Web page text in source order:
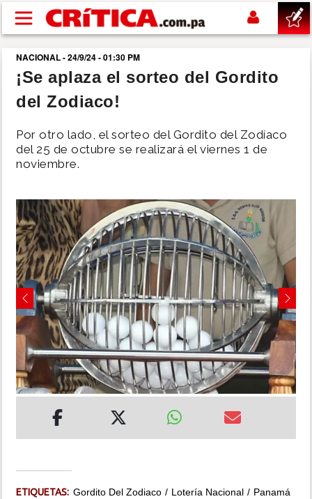
Pasar al contenido principal
buscar
SUCESOS
NACIONAL
SHOW
DEPORTES
MUNDO
INSÓLITAS
MULTIMEDIA
IMPRESO
NACIONAL - 24/9/24 - 01:30 PM
¡Se aplaza el sorteo del Gordito
del Zodiaco!
Por otro lado, el sorteo del Gordito del Zodíaco
del 25 de octubre se realizará el viernes 1 de
noviembre.
Previous Next
ETIQUETAS: Gordito Del Zodiaco Lotería Nacional
Panamá